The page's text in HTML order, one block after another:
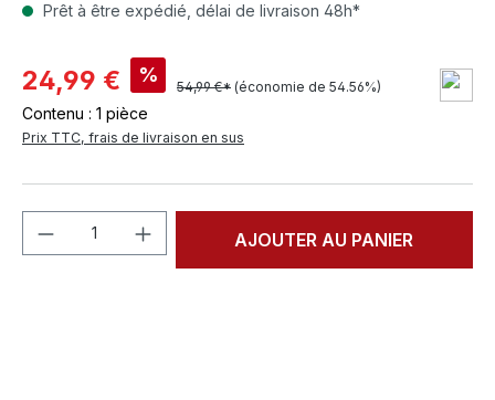
Prêt à être expédié, délai de livraison 48h*
24,99 € %
54,99 €* (économie de 54.56%)
Contenu : 1 pièce
Prix TTC, frais de livraison en sus
Quantité de produit : Entrez la
AJOUTER AU PANIER